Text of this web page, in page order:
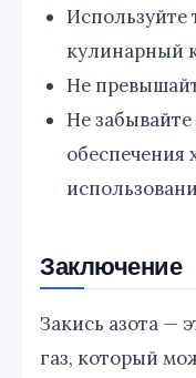
кулинарный
Не
Не
обеспечения
Заключение
Закись азота —
газ, который